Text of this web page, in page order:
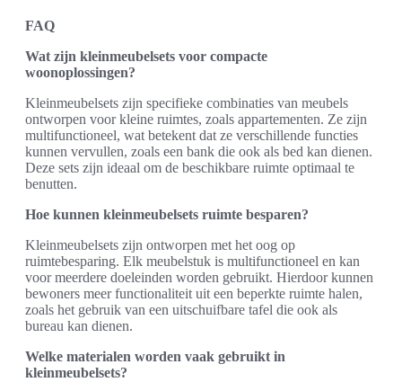
FAQ
Wat zijn kleinmeubelsets voor compacte
woonoplossingen?
Kleinmeubelsets zijn specifieke combinaties van meubels
ontworpen voor kleine ruimtes, zoals appartementen. Ze zijn
multifunctioneel, wat betekent dat ze verschillende functies
kunnen vervullen, zoals een bank die ook als bed kan dienen.
Deze sets zijn ideaal om de beschikbare ruimte optimaal te
benutten.
Hoe kunnen kleinmeubelsets ruimte besparen?
Kleinmeubelsets zijn ontworpen met het oog op
ruimtebesparing. Elk meubelstuk is multifunctioneel en kan
voor meerdere doeleinden worden gebruikt. Hierdoor kunnen
bewoners meer functionaliteit uit een beperkte ruimte halen,
zoals het gebruik van een uitschuifbare tafel die ook als
bureau kan dienen.
Welke materialen worden vaak gebruikt in
kleinmeubelsets?